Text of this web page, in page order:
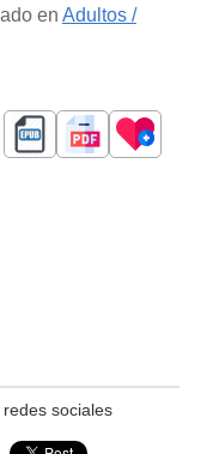
en Adultos /
sociales